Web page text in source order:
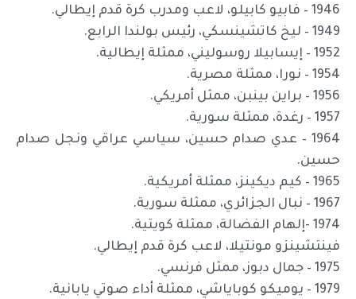
1946 – فابيو كابيلو، لاعب ومدرب كرة قدم إيطالي.
1949 – ليخ كاتشينسكي، رئيس بولندا الرابع.
1952 – إيسابيلا روسوليني، ممثلة إيطالية.
1954 – نورا، ممثلة مصرية.
1956 – براين بينبن، ممثل أمريكي.
1957 – رغدة، ممثلة سورية.
1964 – عدي صدام حسين، سياسي عراقي ونجل صدام
حسين.
1965 – كيم ديكينز، ممثلة أمريكية.
1967 – نبال الجزائري، ممثلة سورية.
1974 -إلهام الفضالة، ممثلة كويتية.
فينتشينزو مونتيلا، لاعب كرة قدم إيطالي.
1975 – جمال دبوز، ممثل فرنسي.
1979 – يوميكو كوباياشي، ممثلة أداء صوتي يابانية.